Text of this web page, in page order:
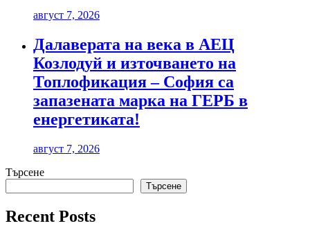
август 7, 2026
Далаверата на века в АЕЦ
Козлодуй и източването на
Топлофикация – София са
запазената марка на ГЕРБ в
енергетиката!
август 7, 2026
Търсене
Търсене
Recent Posts